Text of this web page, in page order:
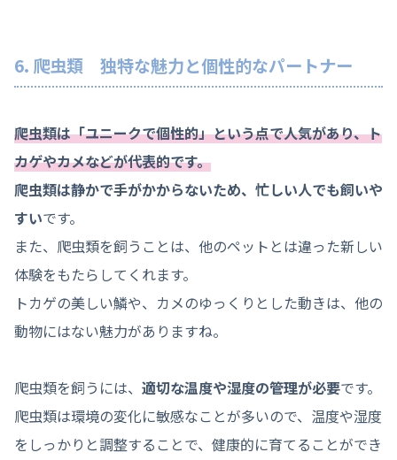
6. 爬虫類 独特な魅力と個性的なパートナー
爬虫類は「ユニークで個性的」という点で人気があり、ト
カゲやカメなどが代表的です。
爬虫類は静かで手がかからないため、忙しい人でも飼いや
すいです。
また、爬虫類を飼うことは、他のペットとは違った新しい
体験をもたらしてくれます。
トカゲの美しい鱗や、カメのゆっくりとした動きは、他の
動物にはない魅力がありますね。
爬虫類を飼うには、 適切な温度や湿度の管理が必要です。
爬虫類は環境の変化に敏感なことが多いので、温度や湿度
をしっかりと調整することで、健康的に育てることができ